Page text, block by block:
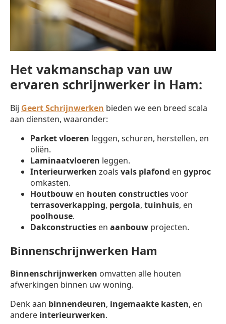
Het vakmanschap van uw
ervaren schrijnwerker in Ham:
Bij Geert Schrijnwerken bieden we een breed scala
aan diensten, waaronder:
Parket vloeren leggen, schuren, herstellen, en
oliën.
Laminaatvloeren leggen.
Interieurwerken zoals vals plafond en gyproc
omkasten.
Houtbouw en houten constructiesvoor
terrasoverkapping, pergola, tuinhuis, en
poolhouse.
Dakconstructies en aanbouw projecten.
Binnenschrijnwerken Ham
Binnenschrijnwerken omvatten alle houten
afwerkingen binnen uw woning.
Denk aan binnendeuren, ingemaakte kasten, en
andere interieurwerken.